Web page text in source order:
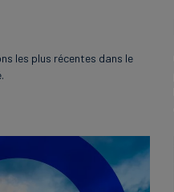
les plus récentes dans le